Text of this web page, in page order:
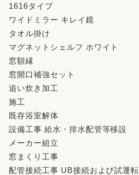
1616タイプ
ワイドミラー キレイ鏡
タオル掛け
マグネットシェルフ ホワイト
窓額縁
窓開口補強セット
追い炊き加工
施工
既存浴室解体
設備工事 給水・排水配管等移設
メーカー組立
窓まくり工事
配管接続工事 UB接続および試運転